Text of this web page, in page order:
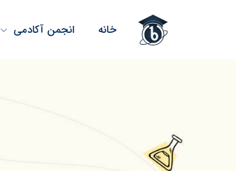
خانه انجمن آکادمی